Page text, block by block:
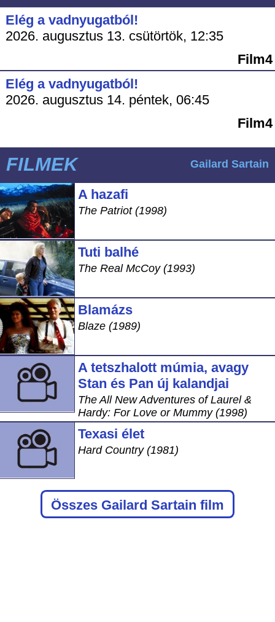
Elég a vadnyugatból!
2026. augusztus 13. csütörtök, 12:35
Film4
Elég a vadnyugatból!
2026. augusztus 14. péntek, 06:45
Film4
FILMEK Gailard Sartain
A hazafi
The Patriot (1998)
Tuti balhé
The Real McCoy (1993)
Blamázs
Blaze (1989)
A tetszhalott múmia, avagy
Stan és Pan új kalandjai
The All New Adventures of Laurel &
Hardy: For Love or Mummy (1998)
Texasi élet
Hard Country (1981)
Összes Gailard Sartain film